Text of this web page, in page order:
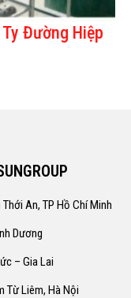
Đường Hiệp
An, TP Hồ Chí Minh
Dương
– Gia Lai
Từ Liêm, Hà Nội